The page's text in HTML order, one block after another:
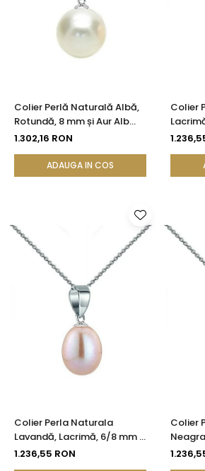
Colier Perlă Naturală Albă,
Rotundă, 8 mm și Aur Alb
14K (aur 585) | KASKADDA®
1.302,16 RON
ADAUGA IN COS
Colier
14K
Colier Perla Naturala
Lavandă, Lacrimă, 6/8 mm și
Aur Alb 14K (aur 585) |
1.236,55 RON
Colier
Aur Alb